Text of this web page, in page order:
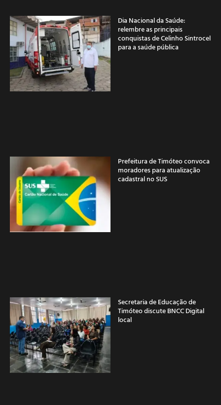
Dia Nacional da Saúde:
relembre as principais
conquistas de Celinho Sintrocel
para a saúde pública
Prefeitura de Timóteo convoca
moradores para atualização
cadastral no SUS
Secretaria de Educação de
Timóteo discute BNCC Digital
local